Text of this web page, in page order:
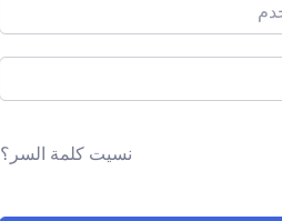
نسيت كلمة السر؟